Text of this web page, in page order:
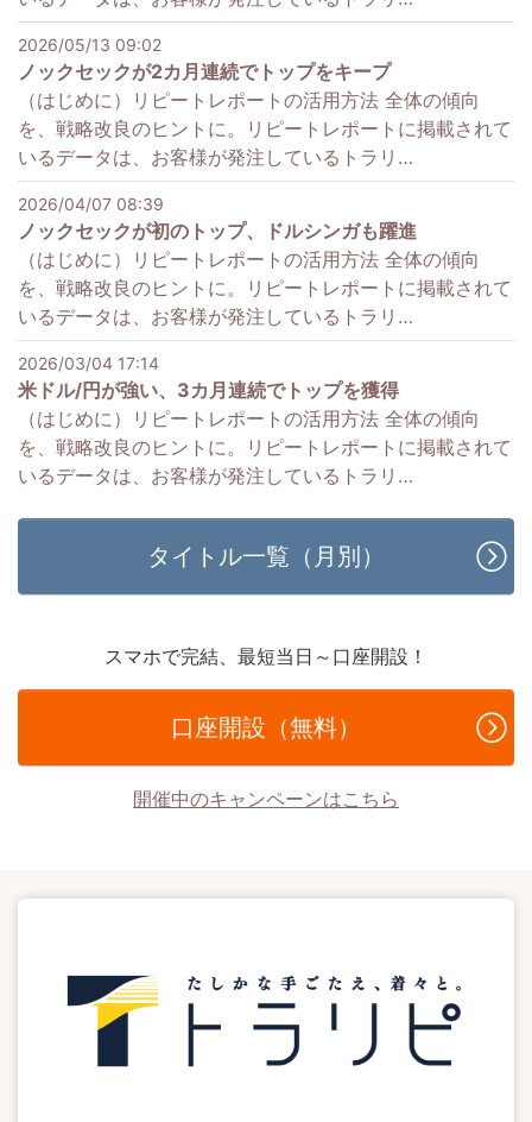
2026/05/13 09:02
ノックセックが2カ月連続でトップをキープ
（はじめに）リピートレポートの活用方法 全体の傾向
を、戦略改良のヒントに。リピートレポートに掲載されて
いるデータは、お客様が発注しているトラリ…
2026/04/07 08:39
ノックセックが初のトップ、ドルシンガも躍進
（はじめに）リピートレポートの活用方法 全体の傾向
を、戦略改良のヒントに。リピートレポートに掲載されて
いるデータは、お客様が発注しているトラリ…
2026/03/04 17:14
米ドル/円が強い、3カ月連続でトップを獲得
（はじめに）リピートレポートの活用方法 全体の傾向
を、戦略改良のヒントに。リピートレポートに掲載されて
いるデータは、お客様が発注しているトラリ…
タイトル一覧（月別）
スマホで完結、最短当日～口座開設！
口座開設（無料）
開催中のキャンペーンはこちら